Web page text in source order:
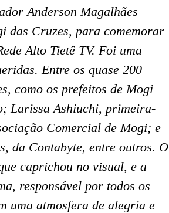
Anderson Magalhães
das Cruzes, para comemorar
Alto Tietê TV. Foi uma
Entre os quase 200
como os prefeitos de Mogi
Larissa Ashiuchi, primeira-
Comercial de Mogi; e
da Contabyte, entre outros. O
caprichou no visual, e a
responsável por todos os
uma atmosfera de alegria e